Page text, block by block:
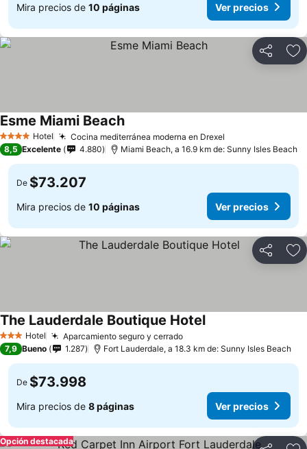
Mira precios de 10 páginas Ver precios
Compartir
4 EstrellasHotel Cocina mediterránea moderna en Drexel
Esme Miami Beach
8,5 Excelente 4.880 Miami Beach, a 16.9 km de: Sunny Isles Beach
De $73.207
Mira precios de 10 páginas Ver precios
Compartir
3 Estrellas
Hotel Aparcamiento seguro y cerrado
The Lauderdale Boutique Hotel
7,9 Bueno 1.287 Fort Lauderdale, a 18.3 km de: Sunny Isles Beach
De $73.998
Mira precios de 8 páginas Ver precios
Opción destacada